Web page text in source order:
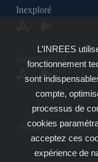
Inexploré
Inexploré TV
Inexploré est édité
L’INREES
fonctionnement
sont
compte,
processus de
cookies
acceptez ces
expérience de